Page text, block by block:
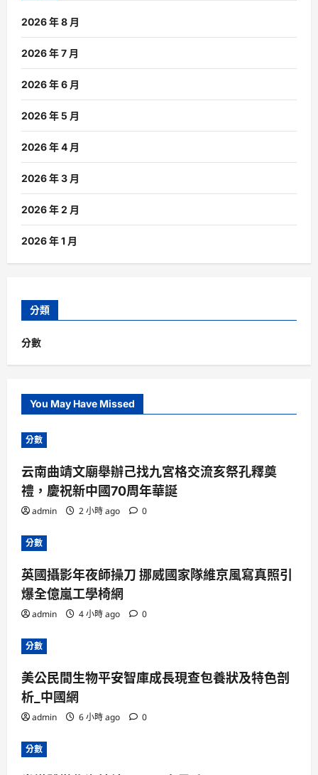
2026 年 8 月
2026 年 7 月
2026 年 6 月
2026 年 5 月
2026 年 4 月
2026 年 3 月
2026 年 2 月
2026 年 1 月
分類
分數
You May Have Missed
分數
云南曲靖文廟舉辦己找九宮格交流亥祭孔釋奠
禮，慶祝新中國70周年華誕
admin 2 小時 ago 0
分數
英國攝影年夜師操刀 挪威國家隊維京風寫真照引
爆全億嵐工學椅網
admin 4 小時 ago 0
分數
美公民間生物平安智庫成長現查包養狀及特色剖
析_中國網
admin 6 小時 ago 0
分數